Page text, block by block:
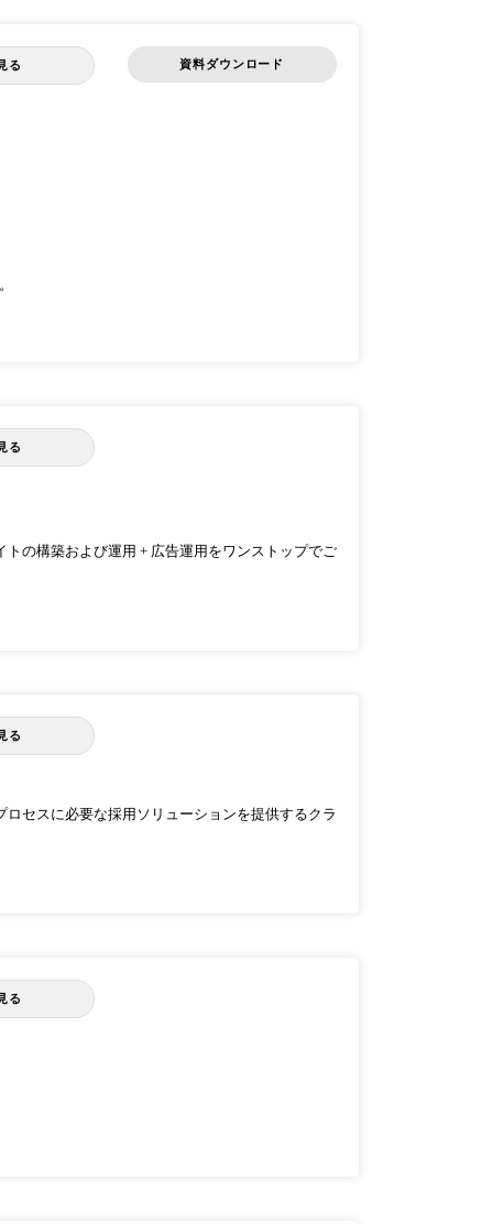
る 資料ダウンロード
る
トの構築および運用 + 広告運用をワンストップでご
る
セスに必要な採用ソリューションを提供するクラ
る